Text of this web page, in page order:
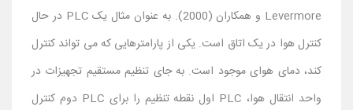
Levermore و همکاران (2000). به عنوان مثال یک PLC در حال
کنترل هوا در یک اتاق است. یکی از پارامترهایی که می تواند کنترل
کند، دمای هوای موجود است. به جای تنظیم مستقیم تجهیزات در
واحد انتقال هوا، PLC اول نقطه تنظیم را برای PLC دوم کنترل